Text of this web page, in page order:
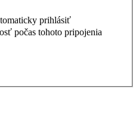
prihlásiť
počas tohoto pripojenia